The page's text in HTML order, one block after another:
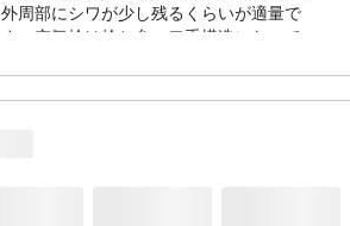
外周部にシワが少し残るくらいが適量で
す。空気栓は栓と弁の二重構造になってい